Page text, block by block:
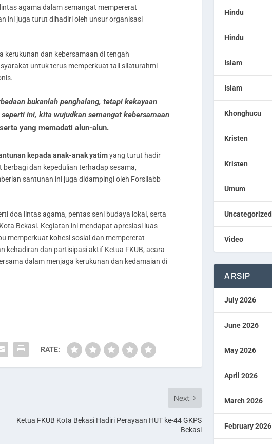
agama dalam semangat mempererat
ini juga turut dihadiri oleh unsur organisasi
kerukunan dan kebersamaan di tengah
untuk terus memperkuat tali silaturahmi
bukanlah penghalang, tetapi kekayaan
ini, kita wujudkan semangat kebersamaan
yang memadati alun-alun.
kepada anak-anak yatimyang turut hadir
dan kepedulian terhadap sesama,
santunan ini juga didampingi oleh Forsilabb
doa lintas agama, pentas seni budaya lokal, serta
Bekasi. Kegiatan ini mendapat apresiasi luas
memperkuat kohesi sosial dan mempererat
kehadiran dan partisipasi aktif Ketua FKUB, acara
dalam menjaga kerukunan dan kedamaian di
RATE:
Next
Ketua FKUB Kota Bekasi Hadiri Perayaan HUT ke-44 GKPS
Bekasi
Hindu
Hindu
Islam
Islam
Khonghucu
Kristen
Kristen
Umum
Uncategorized
Video
ARSIP
July 2026
June 2026
May 2026
April 2026
March 2026
February 2026